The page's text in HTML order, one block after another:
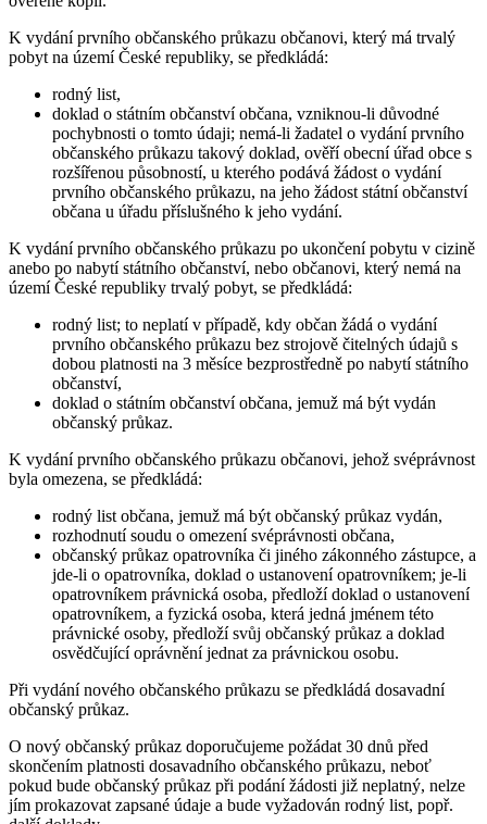
K vydání prvního občanského průkazu občanovi, který má trvalý
pobyt na území České republiky, se předkládá:
rodný list,
doklad o státním občanství občana, vzniknou-li důvodné
pochybnosti o tomto údaji; nemá-li žadatel o vydání prvního
občanského průkazu takový doklad, ověří obecní úřad obce s
rozšířenou působností, u kterého podává žádost o vydání
prvního občanského průkazu, na jeho žádost státní občanství
občana u úřadu příslušného k jeho vydání.
K vydání prvního občanského průkazu po ukončení pobytu v cizině
anebo po nabytí státního občanství, nebo občanovi, který nemá na
území České republiky trvalý pobyt, se předkládá:
rodný list; to neplatí v případě, kdy občan žádá o vydání
prvního občanského průkazu bez strojově čitelných údajů s
dobou platnosti na 3 měsíce bezprostředně po nabytí státního
občanství,
doklad o státním občanství občana, jemuž má být vydán
občanský průkaz.
K vydání prvního občanského průkazu občanovi, jehož svéprávnost
byla omezena, se předkládá:
rodný list občana, jemuž má být občanský průkaz vydán,
rozhodnutí soudu o omezení svéprávnosti občana,
občanský průkaz opatrovníka či jiného zákonného zástupce, a
jde-li o opatrovníka, doklad o ustanovení opatrovníkem; je-li
opatrovníkem právnická osoba, předloží doklad o ustanovení
opatrovníkem, a fyzická osoba, která jedná jménem této
právnické osoby, předloží svůj občanský průkaz a doklad
osvědčující oprávnění jednat za právnickou osobu.
Při vydání nového občanského průkazu se předkládá dosavadní
občanský průkaz.
O nový občanský průkaz doporučujeme požádat 30 dnů před
skončením platnosti dosavadního občanského průkazu, neboť
pokud bude občanský průkaz při podání žádosti již neplatný, nelze
jím prokazovat zapsané údaje a bude vyžadován rodný list, popř.